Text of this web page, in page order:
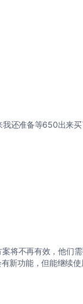
还准备等650出来
将不再有效，他们
新功能，但能继续